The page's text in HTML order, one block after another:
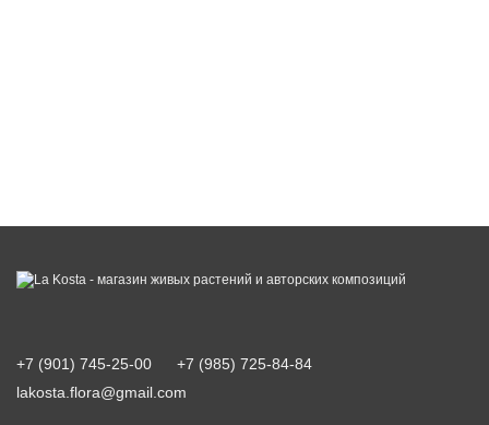
+7 (901) 745-25-00
+7 (985) 725-84-84
lakosta.flora@gmail.com